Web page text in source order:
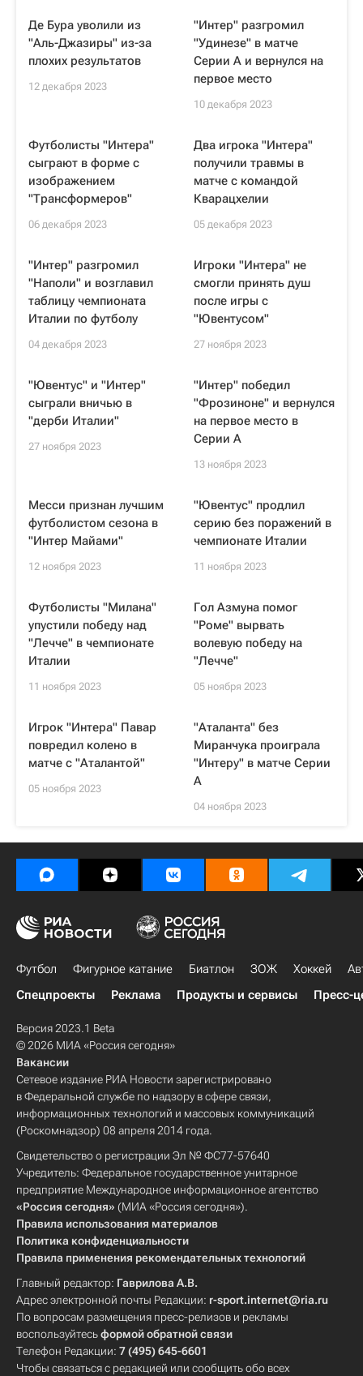
Де Бура уволили из
"Аль-Джазиры" из-за
плохих результатов
12 декабря 2023
"Интер" разгромил
"Удинезе" в матче
Серии А и вернулся на
первое место
10 декабря 2023
Футболисты "Интера"
сыграют в форме с
изображением
"Трансформеров"
06 декабря 2023
Два игрока "Интера"
получили травмы в
матче с командой
Кварацхелии
05 декабря 2023
"Интер" разгромил
"Наполи" и возглавил
таблицу чемпионата
Италии по футболу
04 декабря 2023
Игроки "Интера" не
смогли принять душ
после игры с
"Ювентусом"
27 ноября 2023
"Ювентус" и "Интер"
сыграли вничью в
"дерби Италии"
27 ноября 2023
"Интер" победил
"Фрозиноне" и вернулся
на первое место в
Серии A
13 ноября 2023
Месси признан лучшим
футболистом сезона в
"Интер Майами"
12 ноября 2023
"Ювентус" продлил
серию без поражений в
чемпионате Италии
11 ноября 2023
Футболисты "Милана"
упустили победу над
"Лечче" в чемпионате
Италии
11 ноября 2023
Гол Азмуна помог
"Роме" вырвать
волевую победу на
"Лечче"
05 ноября 2023
Игрок "Интера" Павар
повредил колено в
матче с "Аталантой"
05 ноября 2023
"Аталанта" без
Миранчука проиграла
"Интеру" в матче Серии
А
04 ноября 2023
Футбол Фигурное катание Биатлон ЗОЖ Хоккей
Спецпроекты
Реклама Продукты и сервисы Пресс-
Версия 2023.1 Beta
© 2026 МИА «Россия сегодня»
Вакансии
Сетевое издание РИА Новости зарегистрировано
в Федеральной службе по надзору в сфере связи,
информационных технологий и массовых коммуникаций
(Роскомнадзор) 08 апреля 2014 года.
Свидетельство о регистрации Эл № ФС77-57640
Учредитель: Федеральное государственное унитарное
предприятие Международное информационное агентство
«Россия сегодня» (МИА «Россия сегодня»).
Правила использования материалов
Политика конфиденциальности
Правила применения рекомендательных технологий
Главный редактор: Гаврилова А.В.
Адрес электронной почты Редакции: r-sport.internet@ria.ru
По вопросам размещения пресс-релизов и рекламы
воспользуйтесьформой обратной связи
Телефон Редакции: 7 (495) 645-6601
Чтобы связаться с редакцией или сообщить обо всех